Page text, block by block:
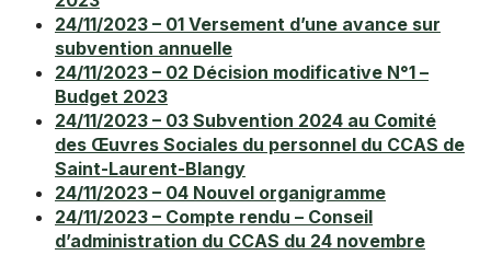
24/11/2023 – 01 Versement d’une avance sur
subvention annuelle
24/11/2023 – 02 Décision modificative N°1 –
Budget 2023
24/11/2023 – 03 Subvention 2024 au Comité
des Œuvres Sociales du personnel du CCAS de
Saint-Laurent-Blangy
24/11/2023 – 04 Nouvel organigramme
24/11/2023 – Compte rendu – Conseil
d’administration du CCAS du 24 novembre